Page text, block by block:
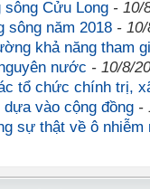
Cửu Long - 10/
sông năm 2018 -
khả năng tham
nước - 10/8/
tổ chức chính trị,
vào cộng đồng -
sự thật về ô nhiễm